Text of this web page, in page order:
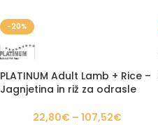
-20%
PLATINUM Adult Lamb + Rice –
Jagnjetina in riž za odrasle
22,80€ – 107,52€